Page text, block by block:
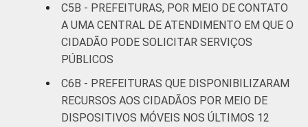
Pesquisa sobre o uso das tecnologias de
informação e comunicação no setor público
brasileiro - TIC Governo Eletrônico 2023.
C5B - PREFEITURAS, POR MEIO DE CONTATO
A UMA CENTRAL DE ATENDIMENTO EM QUE O
CIDADÃO PODE SOLICITAR SERVIÇOS
PÚBLICOS
C6B - PREFEITURAS QUE DISPONIBILIZARAM
RECURSOS AOS CIDADÃOS POR MEIO DE
DISPOSITIVOS MÓVEIS NOS ÚLTIMOS 12